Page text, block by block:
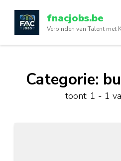
inhoud
(druk
fnacjobs.be
Verbinden van Talent met
Categorie:
toont: 1 - 1